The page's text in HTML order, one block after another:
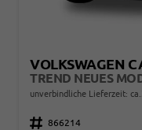
VOLKSWAGEN
TREND NEUES
unverbindliche Lieferzeit:
Fahrzeugnr. 866214